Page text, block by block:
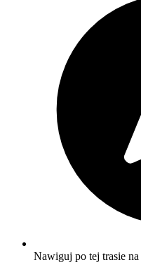
Nawiguj po tej trasie na